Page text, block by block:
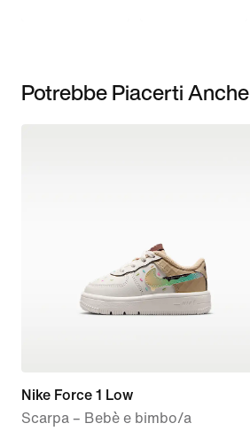
Potrebbe Piacerti Anche
Nike Force 1 Low
Scarpa – Bebè e bimbo/a